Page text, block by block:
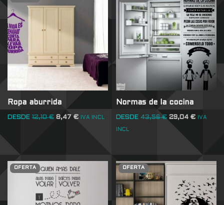
Ropa aburrida
DESDE 12,10€ 8,47 € IVA INCL
Normas de la cocina
DESDE 43,56€ 29,04€ IVA
INCL
OFERTA OFERTA